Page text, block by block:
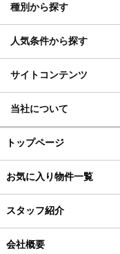
種別から探す
人気条件から探す
サイトコンテンツ
当社について
トップページ
お気に入り物件一覧
スタッフ紹介
会社概要